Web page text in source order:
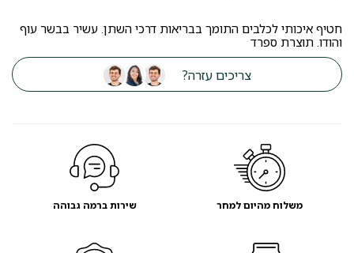
חטיף איכותי לכלבים התומך בבריאות דרכי השתן. עשיר בבשר עוף
והודו. תוצרת ספרד
צריכים עזרה?
משלוח מהיום למחר שירות ברמה גבוהה